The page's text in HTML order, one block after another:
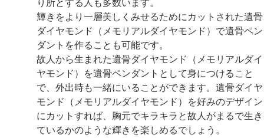
り所とする人も多数います。
輝きをより一層美しくみせるためにカットされた遺骨
ダイヤモンド（メモリアルダイヤモンド）で遺骨ペン
ダントを作ることも可能です。
故人から生まれた遺骨ダイヤモンド（メモリアルダイ
ヤモンド）を遺骨ペンダントとして身につけること
で、外出時も一緒にいることができます。遺骨ダイヤ
モンド（メモリアルダイヤモンド）を好みのデザイン
にカットすれば、胸元でキラキラと故人がまるで生き
ているかのような輝きを楽しめるでしょう。